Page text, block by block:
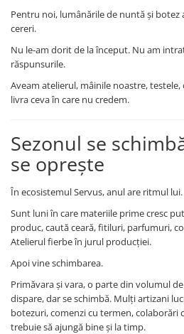
Pentru noi, lumânările de nuntă și botez
cereri.
Nu le-am dorit de la început. Nu am
răspunsurile.
Aveam atelierul, mâinile noastre,
livra ceva în care nu credem.
Sezonul se
se oprește
În ecosistemul Servus, anul are ritmul lui.
Sunt luni în care materiile prime cresc
produc, caută ceară, fitiluri, parfumuri,
Atelierul fierbe în jurul producției.
Apoi vine schimbarea.
Primăvara și vara, o parte din volumul
dispare, dar se schimbă. Mulți artizani
botezuri, comenzi cu termen, colaborări
trebuie să ajungă bine și la timp.